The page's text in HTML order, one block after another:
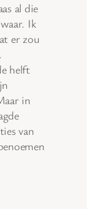
al die
Ik
er zou
helft
in
van